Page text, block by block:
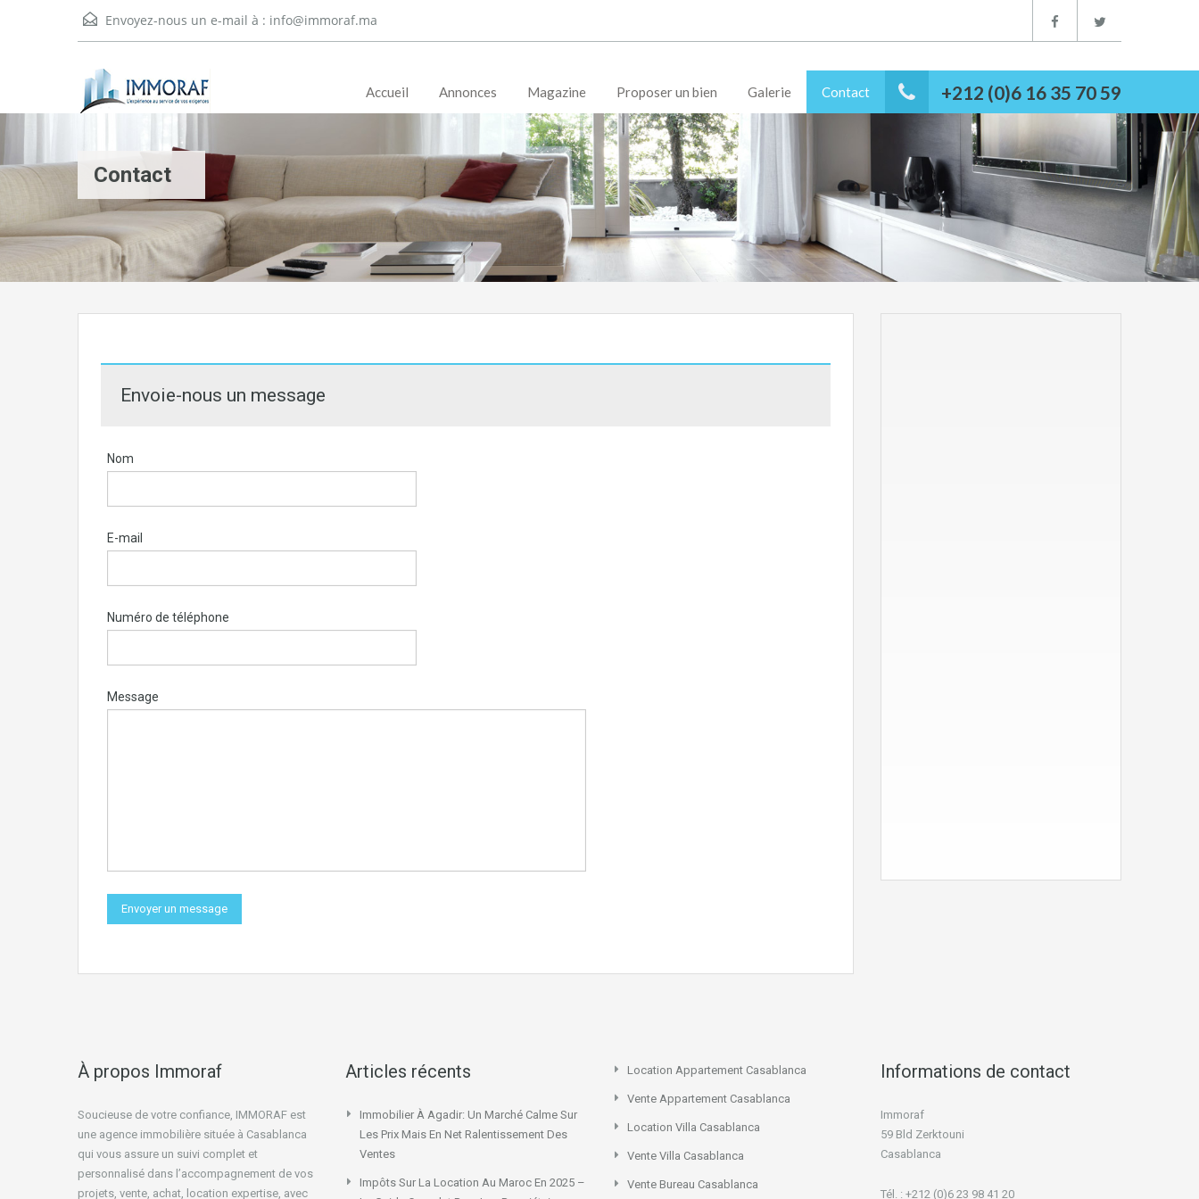
Envoyez-nous un e-mail à : info@immoraf.ma
+212 (0)6 16 35 70 59
Accueil Annonces Magazine Proposer un bien Galerie Contact
Contact
Envoie-nous un message
Nom
E-mail
Numéro de téléphone
Message
À propos Immoraf
Soucieuse de votre confiance, IMMORAF est
une agence immobilière située à Casablanca
qui vous assure un suivi complet et
personnalisé dans l’accompagnement de vos
projets, vente, achat, location expertise, avec
Articles récents
Immobilier À Agadir: Un Marché Calme Sur
Les Prix Mais En Net Ralentissement Des
Ventes
Impôts Sur La Location Au Maroc En 2025 –
Location Appartement Casablanca
Vente Appartement Casablanca
Location Villa Casablanca
Vente Villa Casablanca
Vente Bureau Casablanca
Informations de contact
Immoraf
59 Bld Zerktouni
Casablanca
Tél. : +212 (0)6 23 98 41 20